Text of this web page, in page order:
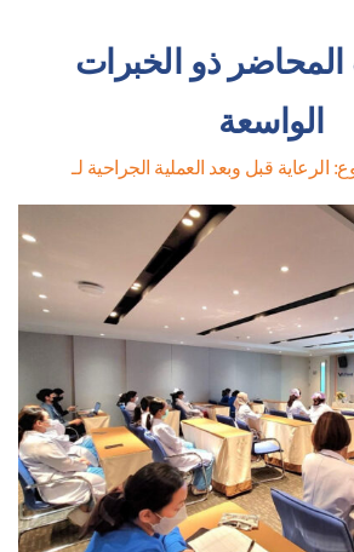
المحاضر ذو الخبرات
الواسعة